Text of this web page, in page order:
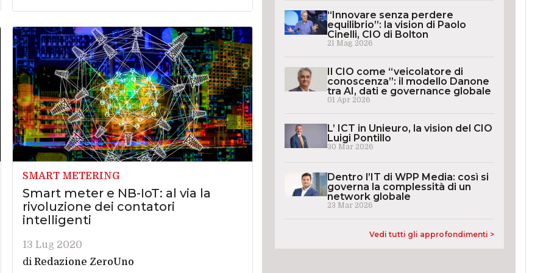
SMART METERING
Smart meter e NB-IoT: al via la
rivoluzione dei contatori
intelligenti
13 Lug 2020
diRedazione ZeroUno
“Innovare senza perdere
equilibrio”: la vision di Paolo
Cinelli, CIO di Bolton
21 Mag 2026
Il CIO come “veicolatore di
conoscenza”: il modello Danone
tra AI, dati e governance globale
01 Apr 2026
L’ ICT in Unieuro, la vision del CIO
Luigi Pontillo
30 Mar 2026
Dentro l’IT di WPP Media: così si
governa la complessità di un
network globale
23 Mar 2026
Vedi tutti gli approfondimenti >